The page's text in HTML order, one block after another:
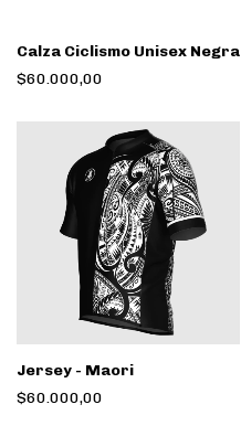
Calza Ciclismo Unisex Negra
$60.000,00
Jersey - Maori
$60.000,00